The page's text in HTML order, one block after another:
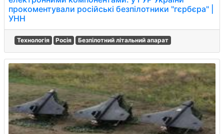
прокоментували російські безпілотники "гєрбєра" |
УНН
Технологія Росія Безпілотний літальний апарат